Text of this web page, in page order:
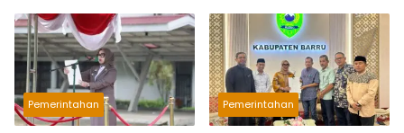
Pemerintahan Pemerintahan